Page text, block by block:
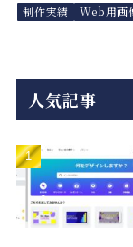
制作実績 Web用画
人気記事